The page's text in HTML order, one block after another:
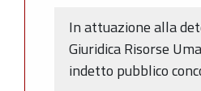
In attuazione alla
Giuridica Risorse
indetto pubblico